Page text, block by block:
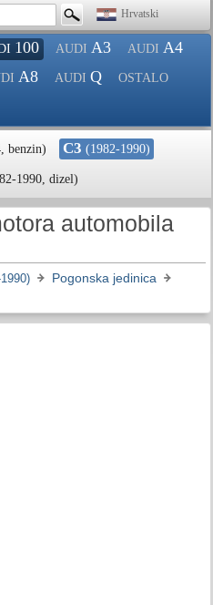
Hrvatski
100 AUDI A3 AUDI A4
A8 AUDI Q OSTALO
benzin) C3 (1982-1990)
1990, dizel)
automobila
Pogonska jedinica